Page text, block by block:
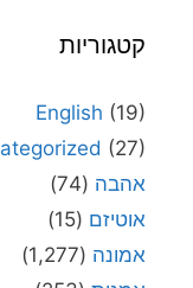
קטגוריות
English (19)
(27)
אהבה (74)
אוטיזם (15)
אמונה (1,277)